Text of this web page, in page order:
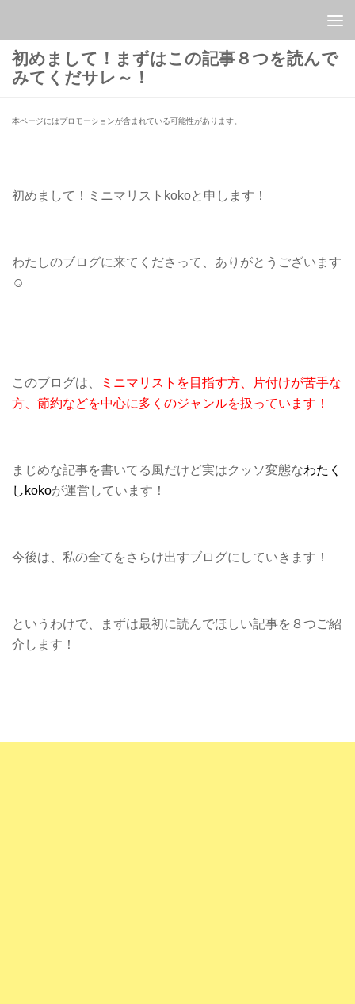
初めまして！まずはこの記事８つを読んで
みてくだサレ～！
本ページにはプロモーションが含まれている可能性があります。
初めまして！ミニマリストkokoと申します！
わたしのブログに来てくださって、ありがとうございます
☺
このブログは、
ミニマリストを目指す方、片付けが苦手な
方、節約などを中心に多くのジャンルを扱っています！
まじめな記事を書いてる風だけど実はクッソ変態なわたく
しkokoが運営しています！
今後は、私の全てをさらけ出すブログにしていきます！
というわけで、まずは最初に読んでほしい記事を８つご紹
介します！